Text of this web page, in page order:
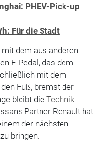
PHEV-Pick-up
Für die Stadt
dem aus anderen
E-Pedal, das dem
mit dem
Fuß, bremst der
bleibt dieTechnik
Partner Renault hat
der nächsten
bringen.